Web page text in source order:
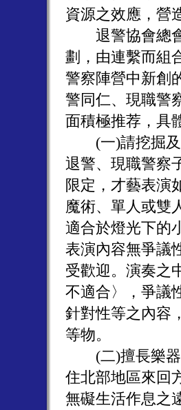
資源之效應，營
退警協會總會
劃，由連繫而組
警察陣營中新創
警同仁、現職警
面積極推荐，具
(一)請挖掘及
退警、現職警察
限定，才藝表演
魔術、單人或
適合於燈光下的
表演內容無爭議
受歡迎。演奏之
不適合〉，爭議
針對性等之內容
等物。
(二)擅長樂器
住北部地區來回
無礙生活作息之